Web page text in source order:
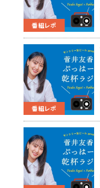
番組レポ
番組レポ